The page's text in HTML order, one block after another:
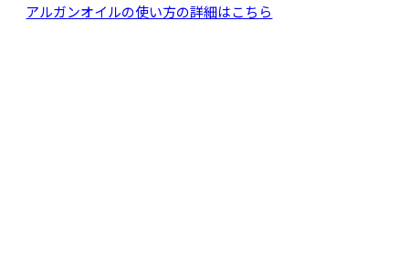
アルガンオイルの使い方の詳細はこちら